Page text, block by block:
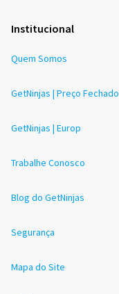
Institucional
Quem Somos
GetNinjas | Preço Fechado
GetNinjas | Europ
Trabalhe Conosco
Blog do GetNinjas
Segurança
Mapa do Site